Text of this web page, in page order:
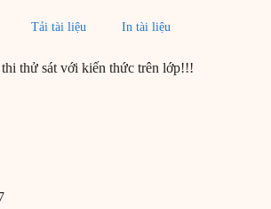
Tải tài liệu In tài liệu
thử sát với kiến thức trên lớp!!!